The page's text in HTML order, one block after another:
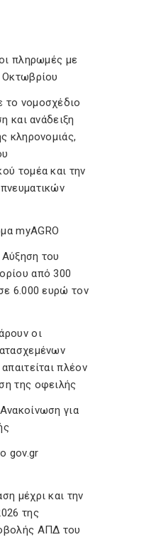
πληρωμές με
το νομοσχέδιο
και ανάδειξη
κληρονομιάς,
τομέα και την
myAGRO
του
από 300
6.000 ευρώ τον
οι
πλέον
της οφειλής
για
gov.gr
μέχρι και την
της
ΑΠΔ του